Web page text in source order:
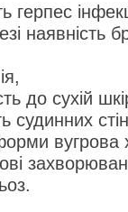
герпес
наявність
до сухій
судинних
вугрова